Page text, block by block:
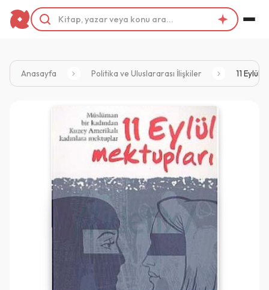
Anasayfa Politika ve Uluslararası İlişkiler 11 Eylül